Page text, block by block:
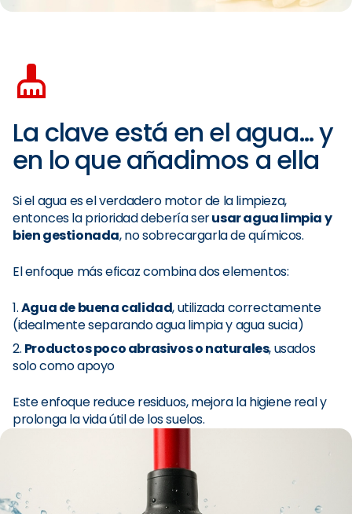
La clave está en el agua… y
en lo que añadimos a ella
Si el agua es el verdadero motor de la limpieza,
entonces la prioridad debería serusar agua limpia y
bien gestionada, no sobrecargarla de químicos.
El enfoque más eficaz combina dos elementos:
Agua de buena calidad, utilizada correctamente
(idealmente separando agua limpia y agua sucia)
Productos poco abrasivos o naturales, usados
solo como apoyo
Este enfoque reduce residuos, mejora la higiene real y
prolonga la vida útil de los suelos.